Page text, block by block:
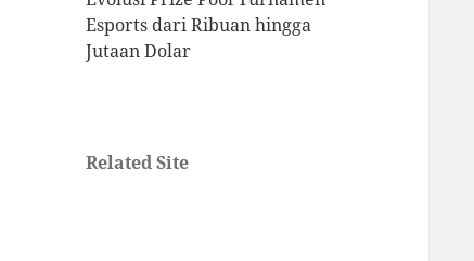
Esports dari Ribuan hingga
Jutaan Dolar
Related Site